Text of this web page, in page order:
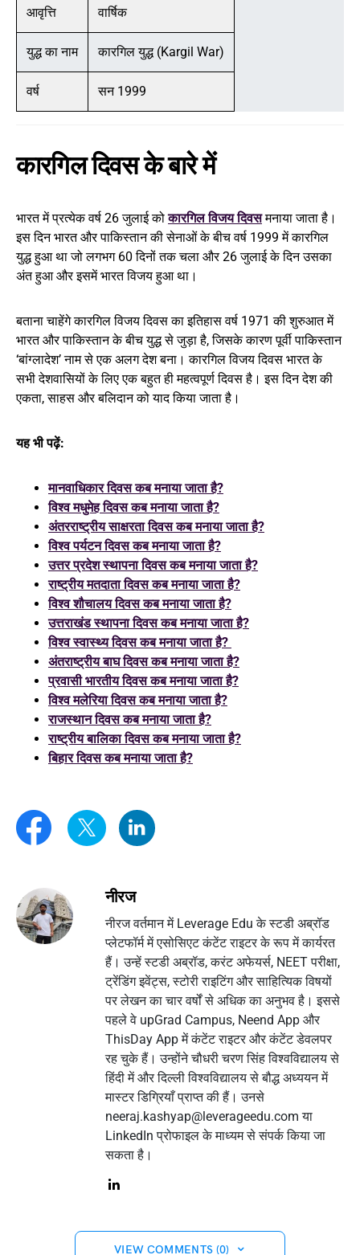
आवृत्ति वार्षिक
युद्ध का नाम कारगिल युद्ध (Kargil War)
वर्ष सन 1999
कारगिल दिवस के बारे में
भारत में प्रत्येक वर्ष 26 जुलाई कोकारगिल विजय दिवसमनाया जाता है।
इस दिन भारत और पाकिस्तान की सेनाओं के बीच वर्ष 1999 में कारगिल
युद्ध हुआ था जो लगभग 60 दिनों तक चला और 26 जुलाई के दिन उसका
अंत हुआ और इसमें भारत विजय हुआ था।
बताना चाहेंगे कारगिल विजय दिवस का इतिहास वर्ष 1971 की शुरुआत में
भारत और पाकिस्तान के बीच युद्ध से जुड़ा है, जिसके कारण पूर्वी पाकिस्तान
‘बांग्लादेश’ नाम से एक अलग देश बना। कारगिल विजय दिवस भारत के
सभी देशवासियों के लिए एक बहुत ही महत्वपूर्ण दिवस है। इस दिन देश की
एकता, साहस और बलिदान को याद किया जाता है।
यह भी पढ़ें:
मानवाधिकार दिवस कब मनाया जाता है?
विश्व मधुमेह दिवस कब मनाया जाता है?
अंतरराष्ट्रीय साक्षरता दिवस कब मनाया जाता है?
विश्व पर्यटन दिवस कब मनाया जाता है?
उत्तर प्रदेश स्थापना दिवस कब मनाया जाता है?
राष्ट्रीय मतदाता दिवस कब मनाया जाता है?
विश्व शौचालय दिवस कब मनाया जाता है?
उत्तराखंड स्थापना दिवस कब मनाया जाता है?
विश्व स्वास्थ्य दिवस कब मनाया जाता है?
अंतराष्ट्रीय बाघ दिवस कब मनाया जाता है?
प्रवासी भारतीय दिवस कब मनाया जाता है?
विश्व मलेरिया दिवस कब मनाया जाता है?
राजस्थान दिवस कब मनाया जाता है?
राष्ट्रीय बालिका दिवस कब मनाया जाता है?
बिहार दिवस कब मनाया जाता है?
नीरज
नीरज वर्तमान में Leverage Edu के स्टडी अब्रॉड
प्लेटफॉर्म में एसोसिएट कंटेंट राइटर के रूप में कार्यरत
हैं। उन्हें स्टडी अब्रॉड, करंट अफेयर्स, NEET परीक्षा,
ट्रेंडिंग इवेंट्स, स्टोरी राइटिंग और साहित्यिक विषयों
पर लेखन का चार वर्षों से अधिक का अनुभव है। इससे
पहले वे upGrad Campus, Neend App और
ThisDay App में कंटेंट राइटर और कंटेंट डेवलपर
रह चुके हैं। उन्होंने चौधरी चरण सिंह विश्वविद्यालय से
हिंदी में और दिल्ली विश्वविद्यालय से बौद्ध अध्ययन में
मास्टर डिग्रियाँ प्राप्त की हैं। उनसे
neeraj.kashyap@leverageedu.com या
LinkedIn प्रोफाइल के माध्यम से संपर्क किया जा
सकता है।
VIEW COMMENTS (0)